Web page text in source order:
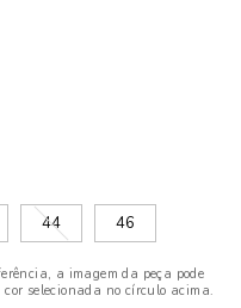
44 46
a imagem da peça pode
selecionada no círculo acima.